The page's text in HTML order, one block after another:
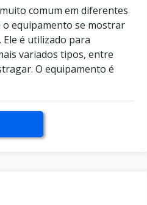
comum em diferentes
o equipamento se mostrar
é utilizado para
variados tipos, entre
O equipamento é